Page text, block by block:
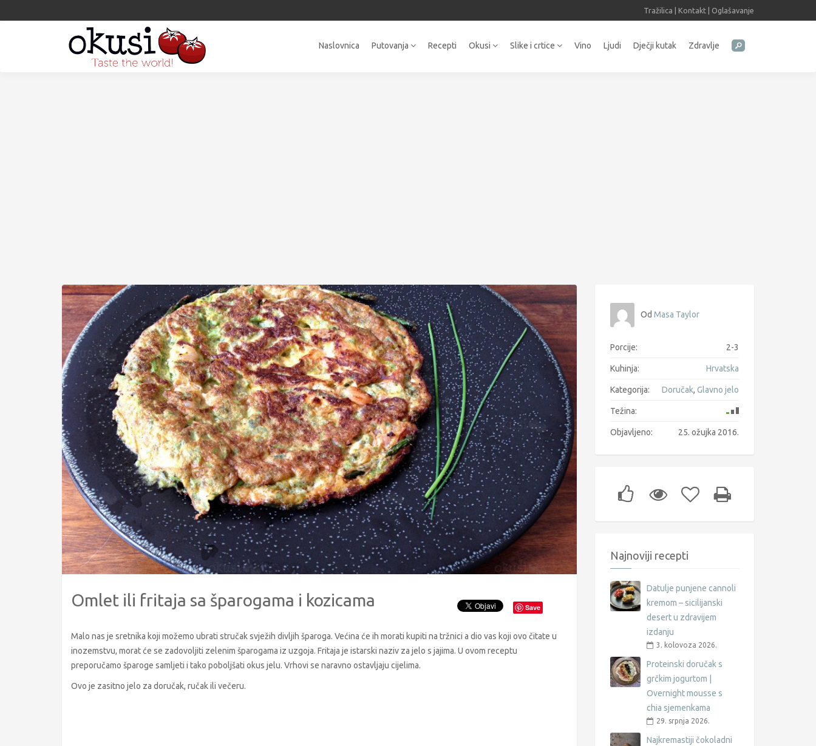
Tražilica Kontakt Oglašavanje
Naslovnica Putovanja Recepti Okusi Slike i crtice Vino Ljudi Dječji kutak Zdravlje
Omlet ili fritaja sa šparogama i kozicama Save
Malo nas je sretnika koji možemo ubrati stručak svježih divljih šparoga. Većina će ih morati kupiti na tržnici a dio vas koji ovo čitate u
inozemstvu, morat će se zadovoljiti zelenim šparogama iz uzgoja. Fritaja je istarski naziv za jelo s jajima. U ovom receptu
preporučamo šparoge samljeti i tako poboljšati okus jelu. Vrhovi se naravno ostavljaju cijelima.
Ovo je zasitno jelo za doručak, ručak ili večeru.
Od Masa Taylor
Porcije: 2-3
Kuhinja: Hrvatska
Kategorija: Doručak, Glavno jelo
Težina:
Objavljeno: 25. ožujka 2016.
Najnoviji recepti
Datulje punjene cannoli
kremom – sicilijanski
desert u zdravijem
izdanju
3. kolovoza 2026.
Proteinski doručak s
grčkim jogurtom |
Overnight mousse s
chia sjemenkama
29. srpnja 2026.
Najkremastiji čokoladni